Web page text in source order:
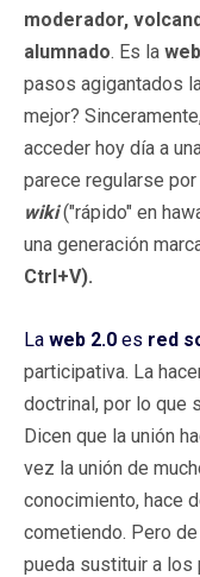
moderador,
alumnado. Es la
pasos agigantados
mejor?
acceder hoy día a
parece regularse
wiki("rápido" en
una generación
Ctrl+V).
La web 2.0 es red
participativa. La
doctrinal, por lo que
Dicen que la unión
vez la unión de
conocimiento, hace
cometiendo. Pero
pueda sustituir a los